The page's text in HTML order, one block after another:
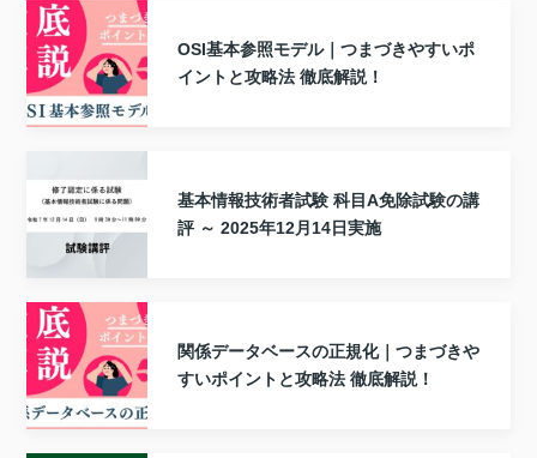
OSI基本参照モデル｜つまづきやすいポ
イントと攻略法 徹底解説！
基本情報技術者試験 科目A免除試験の講
評 ～ 2025年12月14日実施
関係データベースの正規化｜つまづきや
すいポイントと攻略法 徹底解説！